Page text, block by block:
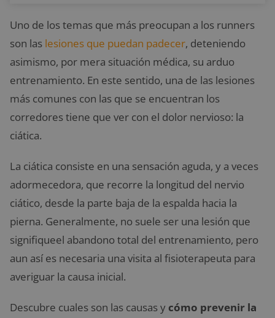
Uno de los temas que más preocupan a los runners
son las lesiones que puedan padecer, deteniendo
asimismo, por mera situación médica, su arduo
entrenamiento. En este sentido, una de las lesiones
más comunes con las que se encuentran los
corredores tiene que ver con el dolor nervioso: la
ciática.
La ciática consiste en una sensación aguda, y a veces
adormecedora, que recorre la longitud del nervio
ciático, desde la parte baja de la espalda hacia la
pierna. Generalmente, no suele ser una lesión que
signifiqueel abandono total del entrenamiento, pero
aun así es necesaria una visita al fisioterapeuta para
averiguar la causa inicial.
Descubre cuales son las causas y cómo prevenir la